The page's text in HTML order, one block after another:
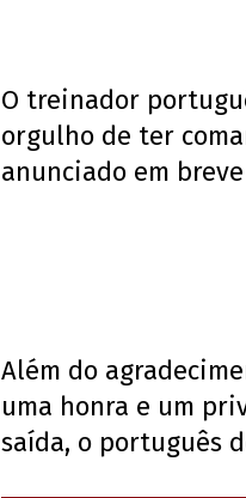
O treinador
orgulho de ter
anunciado em
Além do
uma honra e um
saída, o português